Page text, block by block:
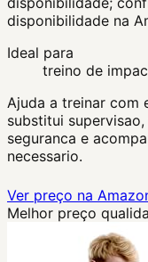
disponibilidade na
Ideal para
treino de
Ajuda a treinar com
substitui
seguranca e
necessario.
Ver preço na
Melhor preço